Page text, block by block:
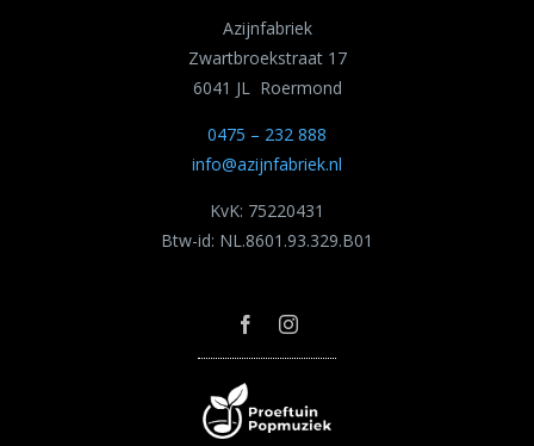
Azijnfabriek
Zwartbroekstraat 17
6041 JL Roermond
0475 – 232 888
info@azijnfabriek.nl
KvK: 75220431
Btw-id: NL.8601.93.329.B01